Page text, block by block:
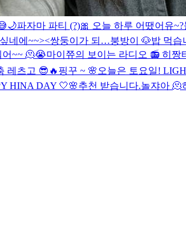
🌙파자마 파티 (?)🎀 오늘 하루 어땠어유~?
네에~~><쌍둥이가 되…붕방이 🐶밥 먹습
어~~ 🫠😭마이쮸의 보이는 라디오 📻 히짱
레츠고 😎🔥 핑꾸 ~ 🌸 오늘은 토요일!
HINA DAY 🤍🌸추천 받습니다.놀쟈아 🫠